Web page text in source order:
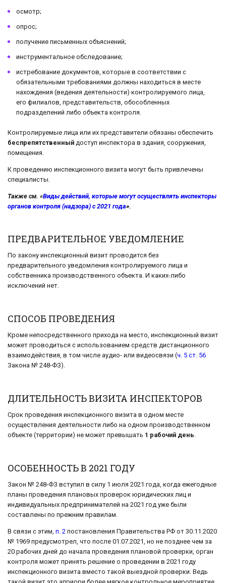
осмотр;
опрос;
получение письменных объяснений;
инструментальное обследование;
истребование документов, которые в соответствии с
обязательными требованиями должны находиться в месте
нахождения (ведения деятельности) контролируемого лица,
его филиалов, представительств, обособленных
подразделений либо объекта контроля.
Контролируемые лица или их представители обязаны обеспечить
беспрепятственный доступ инспектора в здания, сооружения,
помещения.
К проведению инспекционного визита могут быть привлечены
специалисты.
Также см. «Виды действий, которые могут осуществлять инспекторы
органов контроля (надзора) с 2021 года».
ПРЕДВАРИТЕЛЬНОЕ УВЕДОМЛЕНИЕ
По закону инспекционный визит проводится без
предварительного уведомления контролируемого лица и
собственника производственного объекта. И каких-либо
исключений нет.
СПОСОБ ПРОВЕДЕНИЯ
Кроме непосредственного прихода на место, инспекционный визит
может проводиться с использованием средств дистанционного
взаимодействия, в том числе аудио- или видеосвязи (ч. 5 ст. 56
Закона № 248-ФЗ).
ДЛИТЕЛЬНОСТЬ ВИЗИТА ИНСПЕКТОРОВ
Срок проведения инспекционного визита в одном месте
осуществления деятельности либо на одном производственном
объекте (территории) не может превышать 1 рабочий день.
ОСОБЕННОСТЬ В 2021 ГОДУ
Закон № 248-ФЗ вступил в силу 1 июля 2021 года, когда ежегодные
планы проведения плановых проверок юридических лиц и
индивидуальных предпринимателей на 2021 год уже были
составлены по прежним правилам.
В связи с этим, п. 2 постановления Правительства РФ от 30.11.2020
№ 1969 предусмотрел, что после 01.07.2021, но не позднее чем за
20 рабочих дней до начала проведения плановой проверки, орган
контроля может принять решение о проведении в 2021 году
инспекционного визита вместо такой выездной проверки. Ведь